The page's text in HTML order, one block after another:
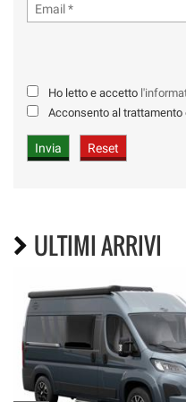
Ho letto e accetto
Acconsento al
ULTIMI ARRIVI